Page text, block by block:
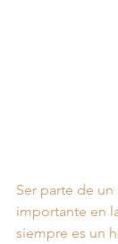
Ser parte de
importante en
siempre es un